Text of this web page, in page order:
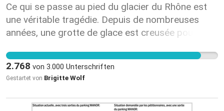
Ce qui se passe au pied du glacier du Rhône est
une véritable tragédie. Depuis de nombreuses
années, une grotte de glace est creusée pour
constant du glacier et de l'amincissement de la
glace, cela n'a été possible ces dernières années
qu'en recouvrant certaines parties du glacier de
2.768 von 3.000 Unterschriften
Gestartet von Brigitte Wolf